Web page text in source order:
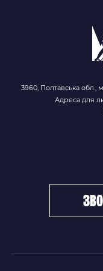
3960, Полтавська обл.,
Адреса для